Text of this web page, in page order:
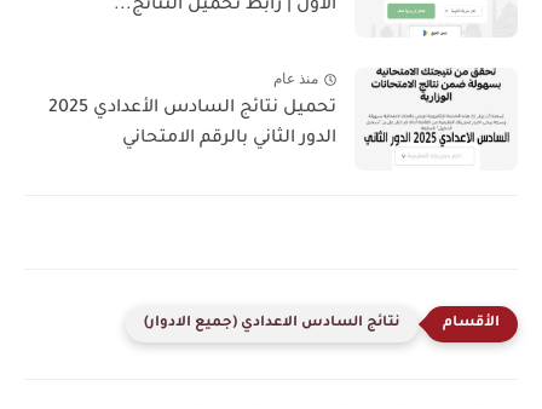
الاول | رابط تحميل النتائج...
منذ عام
تحميل نتائج السادس الأعدادي 2025
الدور الثاني بالرقم الامتحاني
نتائج السادس الاعدادي (جميع الادوار)